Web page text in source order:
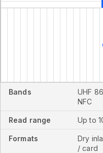
Bands
UHF
NFC
Read range Up to
Formats
Dry
/ card